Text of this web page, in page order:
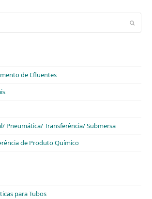
Submit
de Efluentes
Pneumática/ Transferência/ Submersa
de Produto Químico
para Tubos